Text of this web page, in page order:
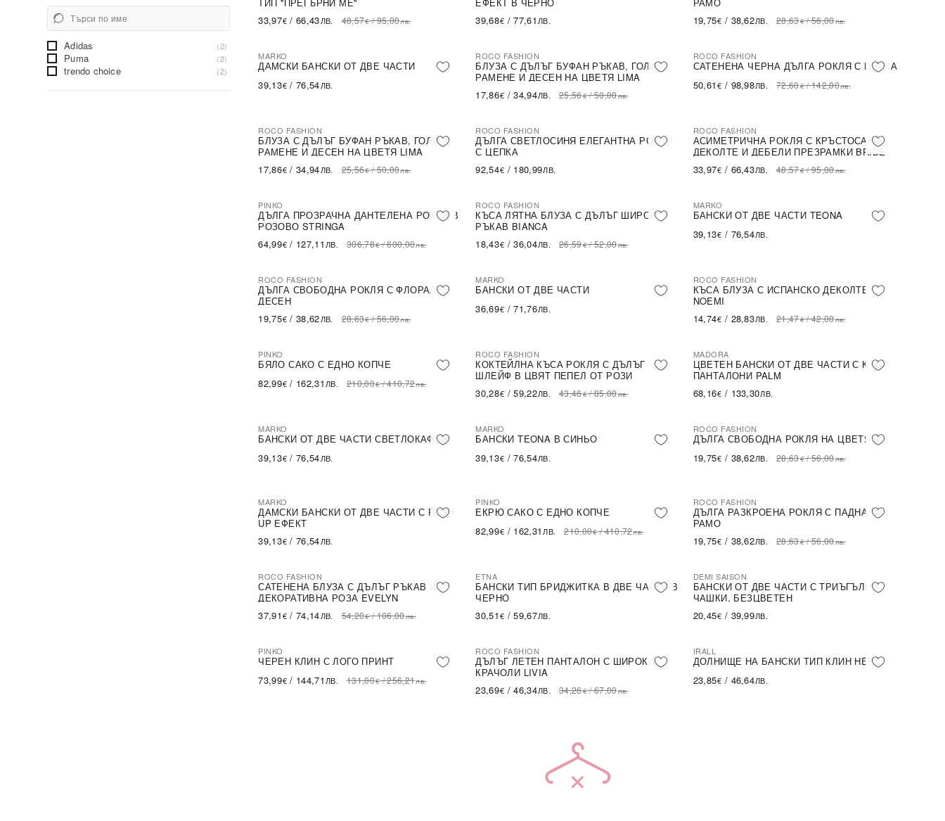
Adidas (2)
Puma (2)
trendo choice (2)
33,97€ /66,43ЛВ. 48,57€/95,00лв.
39,68€ /77,61 ЛВ.
19,75€ / 38,62ЛВ. 28,63€/56,00лв.
MARKO
ДАМСКИ БАНСКИ ОТ ДВЕ ЧАСТИ
39,13€ /76,54ЛВ.
-30%
ROCO FASHION
БЛУЗА С ДЪЛЪГ БУФАН РЪКАВ, ГОЛИ
РАМЕНЕ И ДЕСЕН НА ЦВЕТЯ LIMA
17,86€ /34,94ЛВ. 25,56€/50,00лв.
-30%
ROCO FASHION
САТЕНЕНА ЧЕРНА ДЪЛГА РОКЛЯ С ЦЕПКА
50,61 € / 98,98ЛВ. 72,60€/142,00лв.
-30%
ROCO FASHION
БЛУЗА С ДЪЛЪГ БУФАН РЪКАВ, ГОЛИ
РАМЕНЕ И ДЕСЕН НА ЦВЕТЯ LIMA
17,86€ /34,94ЛВ. 25,56€/50,00лв.
ROCO FASHION
ДЪЛГА СВЕТЛОСИНЯ ЕЛЕГАНТНА РОКЛЯ
С ЦЕПКА
92,54€ / 180,99ЛВ.
-30%
ROCO FASHION
АСИМЕТРИЧНА РОКЛЯ С КРЪСТОСАНО
ДЕКОЛТЕ И ДЕБЕЛИ ПРЕЗРАМКИ BRIDE
33,97€ / 66,43ЛВ. 48,57€/95,00лв.
-79% SALE
PINKO
ДЪЛГА ПРОЗРАЧНА ДАНТЕЛЕНА РОКЛЯ В
РОЗОВО STRINGA
64,99€ / 127,11 ЛВ. 306,78€/600,00лв.
-31%
ROCO FASHION
КЪСА ЛЯТНА БЛУЗА С ДЪЛЪГ ШИРОК
РЪКАВ BIANCA
18,43€ /36,04ЛВ. 26,59€/52,00лв.
MARKO
БАНСКИ ОТ ДВЕ ЧАСТИ TEONA
39,13€ / 76,54ЛВ.
-31%
ROCO FASHION
ДЪЛГА СВОБОДНА РОКЛЯ С ФЛОРАЛЕН
ДЕСЕН
19,75€ /38,62ЛВ. 28,63€/56,00лв.
MARKO
БАНСКИ ОТ ДВЕ ЧАСТИ
36,69€ /71,76ЛВ.
-31%
ROCO FASHION
КЪСА БЛУЗА С ИСПАНСКО ДЕКОЛТЕ
NOEMI
14,74€ / 28,83ЛВ. 21,47€/42,00лв.
-60% SALE
PINKO
БЯЛО САКО С ЕДНО КОПЧЕ
82,99€ / 162,31 ЛВ. 210,00€/410,72лв.
-30%
ROCO FASHION
КОКТЕЙЛНА КЪСА РОКЛЯ С ДЪЛЪГ
ШЛЕЙФ В ЦВЯТ ПЕПЕЛ ОТ РОЗИ
30,28€ /59,22ЛВ. 43,46€/85,00лв.
MADORA
ЦВЕТЕН БАНСКИ ОТ ДВЕ ЧАСТИ С КЪСИ
ПАНТАЛОНИ PALM
68,16€ / 133,30ЛВ.
MARKO
БАНСКИ ОТ ДВЕ ЧАСТИ СВЕТЛОКАФЯВ
39,13€ /76,54ЛВ.
MARKO
БАНСКИ TEONA В СИНЬО
39,13€ /76,54ЛВ.
-31%
ROCO FASHION
ДЪЛГА СВОБОДНА РОКЛЯ НА ЦВЕТЯ
19,75€ / 38,62ЛВ. 28,63€/56,00лв.
MARKO
ДАМСКИ БАНСКИ ОТ ДВЕ ЧАСТИ С PUSH
UP ЕФЕКТ
39,13€ /76,54ЛВ.
-60% SALE
PINKO
ЕКРЮ САКО С ЕДНО КОПЧЕ
82,99€ / 162,31 ЛВ. 210,00€/410,72лв.
-31%
ROCO FASHION
ДЪЛГА РАЗКРОЕНА РОКЛЯ С ПАДНАЛО
РАМО
19,75€ / 38,62ЛВ. 28,63€/56,00лв.
-30%
ROCO FASHION
САТЕНЕНА БЛУЗА С ДЪЛЪГ РЪКАВ И
ДЕКОРАТИВНА РОЗА EVELYN
37,91€ /74,14ЛВ. 54,20€/106,00лв.
ETNA
БАНСКИ ТИП БРИДЖИТКА В ДВЕ ЧАСТИ В
ЧЕРНО
30,51€ /59,67ЛВ.
DEMI SAISON
БАНСКИ ОТ ДВЕ ЧАСТИ С ТРИЪГЪЛНИ
ЧАШКИ, БЕЗЦВЕТЕН
20,45€ / 39,99ЛВ.
-44% SALE
PINKO
ЧЕРЕН КЛИН С ЛОГО ПРИНТ
73,99€ / 144,71 ЛВ. 131,00€/256,21лв.
-31%
ROCO FASHION
ДЪЛЪГ ЛЕТЕН ПАНТАЛОН С ШИРОКИ
КРАЧОЛИ LIVIA
23,69€ /46,34ЛВ. 34,26€/67,00лв.
IRALL
ДОЛНИЩЕ НА БАНСКИ ТИП КЛИН HEBE
23,85€ / 46,64ЛВ.